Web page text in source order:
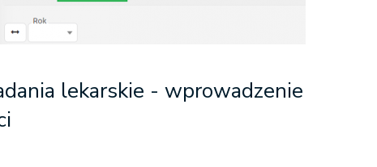
lekarskie - wprowadzenie